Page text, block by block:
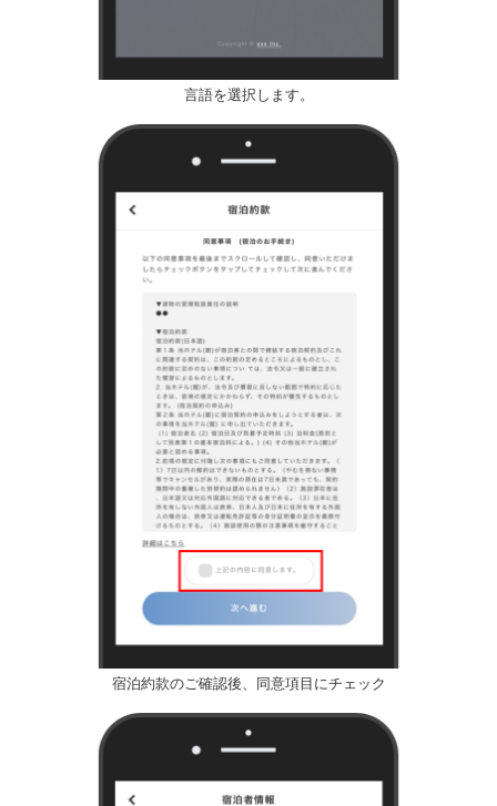
言語を選択します。
宿泊約款のご確認後、同意項目にチェック